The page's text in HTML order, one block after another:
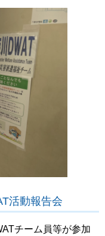
活動報告会
チーム員等が参加